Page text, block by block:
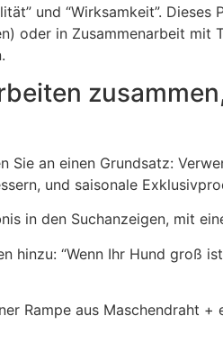
und “Wirksamkeit”.
oder in Zusammenarbeit
an einen Grundsatz:
und saisonale
in den Suchanzeigen, mit
hinzu: “Wenn Ihr Hund groß
Rampe aus Maschendraht